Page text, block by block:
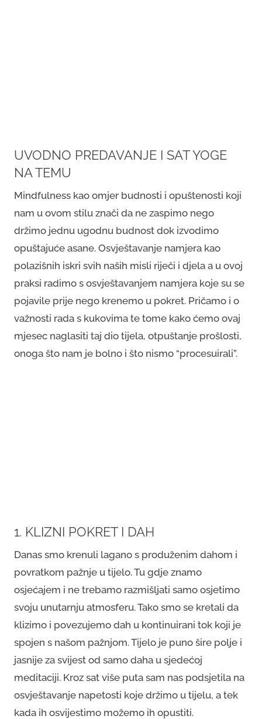
UVODNO PREDAVANJE I SAT YOGE
NA TEMU
Mindfulness kao omjer budnosti i opuštenosti koji
nam u ovom stilu znači da ne zaspimo nego
držimo jednu ugodnu budnost dok izvodimo
opuštajuće asane. Osvještavanje namjera kao
polazišnih iskri svih naših misli riječi i djela a u ovoj
praksi radimo s osvještavanjem namjera koje su se
pojavile prije nego krenemo u pokret. Pričamo i o
važnosti rada s kukovima te tome kako ćemo ovaj
mjesec naglasiti taj dio tijela, otpuštanje prošlosti,
onoga što nam je bolno i što nismo “procesuirali”.
1. KLIZNI POKRET I DAH
Danas smo krenuli lagano s produženim dahom i
povratkom pažnje u tijelo. Tu gdje znamo
osjećajem i ne trebamo razmišljati samo osjetimo
svoju unutarnju atmosferu. Tako smo se kretali da
klizimo i povezujemo dah u kontinuirani tok koji je
spojen s našom pažnjom. Tijelo je puno šire polje i
jasnije za svijest od samo daha u sjedećoj
meditaciji. Kroz sat više puta sam nas podsjetila na
osvještavanje napetosti koje držimo u tijelu, a tek
kada ih osvijestimo možemo ih opustiti.